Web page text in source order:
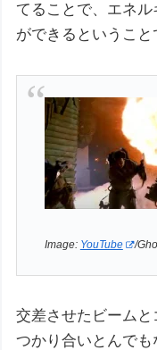
てることで、エネ
ができるということ
Image: YouTube /
交差させたビーム
つかり合いとんでも